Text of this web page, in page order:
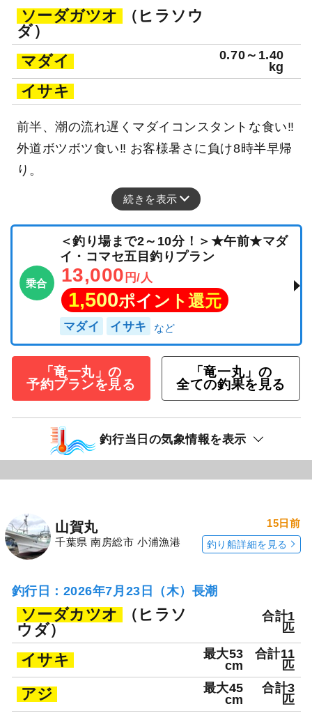
ソーダガツオ
（ヒラソウ
ダ）
マダイ
0.70～1.40
kg
イサキ
前半、潮の流れ遅くマダイコンスタントな食い‼
外道ボツボツ食い‼ お客様暑さに負け8時半早帰
り。
続きを表示
乗合
＜釣り場まで2～10分！＞★午前★マダ
イ・コマセ五目釣りプラン
13,000 円/人
1,500ポイント還元
マダイ イサキ
「竜一丸」の
予約プランを見る
「竜一丸」の
全ての釣果を見る
釣行当日の気象情報を表示
山賀丸
千葉県 南房総市 小浦漁港
15日前
釣り船詳細を見る
釣行日：2026年7月23日（木）長潮
ソーダカツオ
（ヒラソ
ウダ）
合計1
匹
イサキ
最大53
cm
合計11
匹
アジ
最大45
cm
合計3
匹